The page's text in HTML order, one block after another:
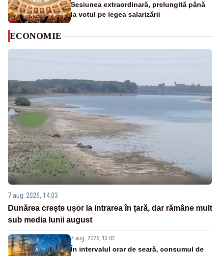
Sesiunea extraordinară, prelungită până
la votul pe legea salarizării
ECONOMIE
7 aug. 2026, 14:03
Dunărea crește ușor la intrarea în țară, dar rămâne mult
sub media lunii august
7 aug. 2026, 13:02
În intervalul orar de seară, consumul de